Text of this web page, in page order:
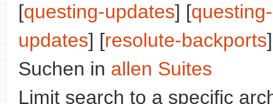
[questing-updates] [
updates] [resolute-backports
Suchen in allen Suites
Limit search to a specific